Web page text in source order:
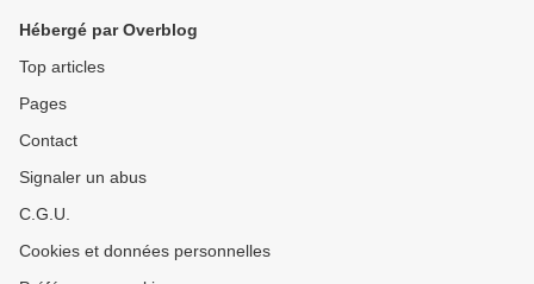
Hébergé par Overblog
Top articles
Pages
Contact
Signaler un abus
C.G.U.
Cookies et données personnelles